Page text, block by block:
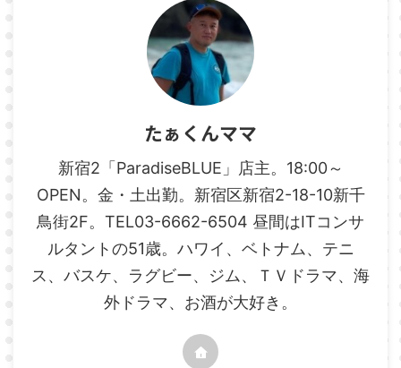
たぁくんママ
新宿2「ParadiseBLUE」店主。18:00～
OPEN。金・土出勤。新宿区新宿2-18-10新千
鳥街2F。TEL03-6662-6504 昼間はITコンサ
ルタントの51歳。ハワイ、ベトナム、テニ
ス、バスケ、ラグビー、ジム、ＴＶドラマ、海
外ドラマ、お酒が大好き。